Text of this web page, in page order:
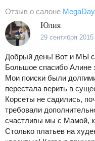
Отзыв о салоне MegaDay
Юлия
29 сентября 2015
Добрый день! Вот и МЫ с
Большое спасибо Алине
Мои поиски были
перестала верить в
Корсеты не садились,
требовали
счастливы мы с Мамой,
Столько платьев на